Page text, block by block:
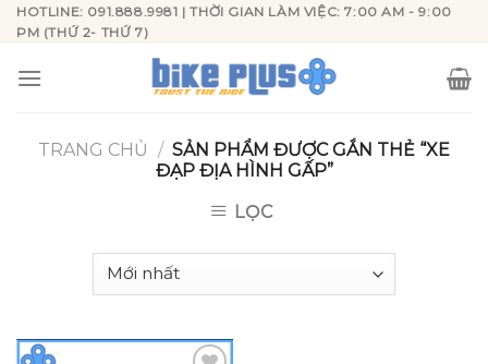
Skip
content
HOTLINE: 091.888.9981 | THỜI GIAN LÀM VIỆC: 7:00 AM - 9:00
PM (THỨ 2- THỨ 7)
TRANG CHỦ / SẢN PHẨM ĐƯỢC GẮN THẺ “XE
ĐẠP ĐỊA HÌNH GẤP”
LỌC